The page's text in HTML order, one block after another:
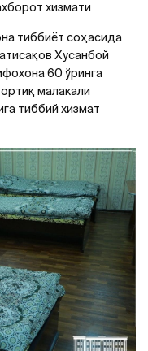
хизмати
тиббиёт соҳасида
Хусанбой
60 ўринга
малакали
тиббий хизмат